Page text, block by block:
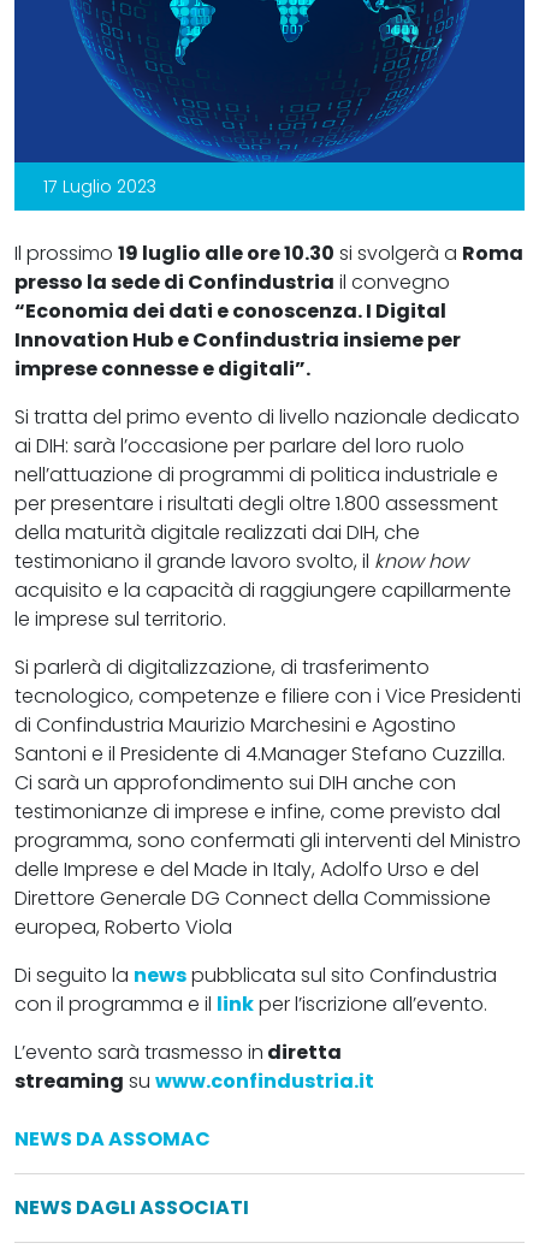
17 Luglio 2023
Il prossimo 19 luglio alle ore 10.30 si svolgerà a Roma
presso la sede di Confindustria il convegno
“Economia dei dati e conoscenza. I Digital
Innovation Hub e Confindustria insieme per
imprese connesse e digitali”.
Si tratta del primo evento di livello nazionale dedicato
ai DIH: sarà l’occasione per parlare del loro ruolo
nell’attuazione di programmi di politica industriale e
per presentare i risultati degli oltre 1.800 assessment
della maturità digitale realizzati dai DIH, che
testimoniano il grande lavoro svolto, il know how
acquisito e la capacità di raggiungere capillarmente
le imprese sul territorio.
Si parlerà di digitalizzazione, di trasferimento
tecnologico, competenze e filiere con i Vice Presidenti
di Confindustria Maurizio Marchesini e Agostino
Santoni e il Presidente di 4.Manager Stefano Cuzzilla.
Ci sarà un approfondimento sui DIH anche con
testimonianze di imprese e infine, come previsto dal
programma, sono confermati gli interventi del Ministro
delle Imprese e del Made in Italy, Adolfo Urso e del
Direttore Generale DG Connect della Commissione
europea, Roberto Viola
Di seguito la newspubblicata sul sito Confindustria
con il programma e il linkper l’iscrizione all’evento.
L’evento sarà trasmesso in diretta
streaming su www.confindustria.it
NEWS DA ASSOMAC
NEWS DAGLI ASSOCIATI